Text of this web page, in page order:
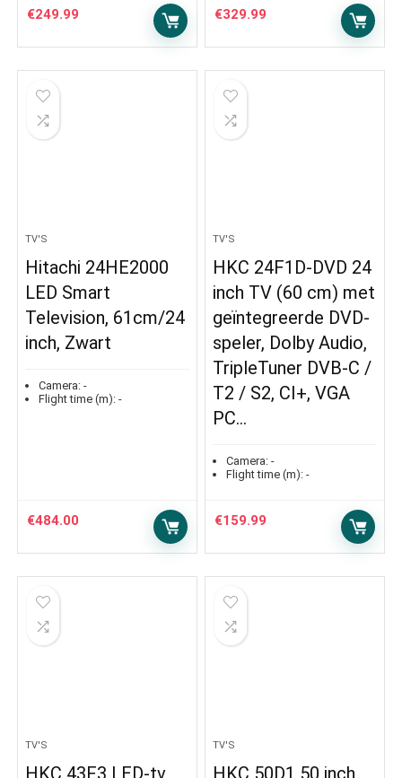
€249.99 €329.99
TV'S
Hitachi 24HE2000
LED Smart
Television, 61cm/24
inch, Zwart
Camera: -
Flight time (m): -
€484.00
TV'S
HKC 24F1D-DVD 24
inch TV (60 cm) met
geïntegreerde DVD-
speler, Dolby Audio,
TripleTuner DVB-C /
T2 / S2, CI+, VGA
PC…
Camera: -
Flight time (m): -
€159.99
TV'S
HKC 43F3 LED-tv
TV'S
HKC 50D1 50 inch